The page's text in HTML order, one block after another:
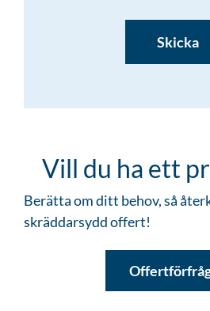
Vill du ha ett
Berätta om ditt behov, så
skräddarsydd offert!